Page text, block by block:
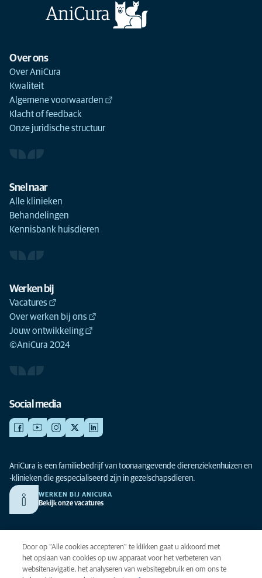
Over ons
Over AniCura
Kwaliteit
Algemene voorwaarden
Klacht of feedback
Onze juridische structuur
Snel naar
Alle klinieken
Behandelingen
Kennisbank huisdieren
Werken bij
Vacatures
Over werken bij ons
Jouw ontwikkeling
©AniCura 2024
Social media
AniCura is een familiebedrijf van toonaangevende dierenziekenhuizen en
-klinieken die gespecialiseerd zijn in gezelschapsdieren.
WERKEN BIJ ANICURA
Bekijk onze vacatures
Privacy
Algemene voorwaarden
Cookies
Door op “Alle cookies accepteren” te klikken gaat u akkoord met
het opslaan van cookies op uw apparaat voor het verbeteren van
websitenavigatie, het analyseren van websitegebruik en om ons te